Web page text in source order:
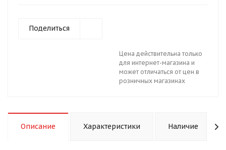
Поделиться
Цена действительна только
для интернет-магазина и
может отличаться от цен в
розничных магазинах
Описание Характеристики Наличие